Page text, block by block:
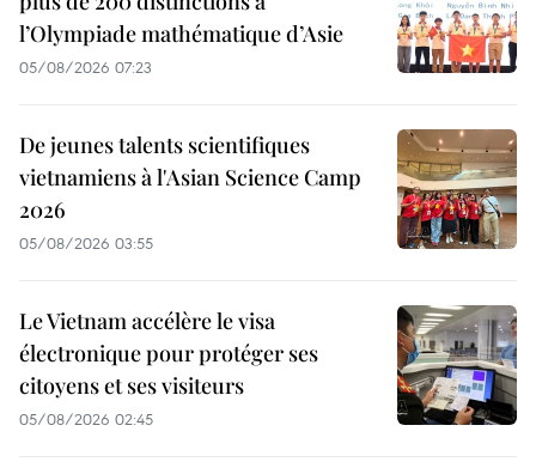
l’Olympiade mathématique d’Asie
05/08/2026 07:23
De jeunes talents scientifiques
vietnamiens à l'Asian Science Camp
2026
05/08/2026 03:55
Le Vietnam accélère le visa
électronique pour protéger ses
citoyens et ses visiteurs
05/08/2026 02:45